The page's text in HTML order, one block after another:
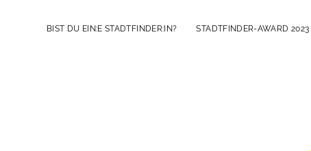
BIST DU EIN:E STADTFINDER:IN? STADTFINDER-AWARD 2023